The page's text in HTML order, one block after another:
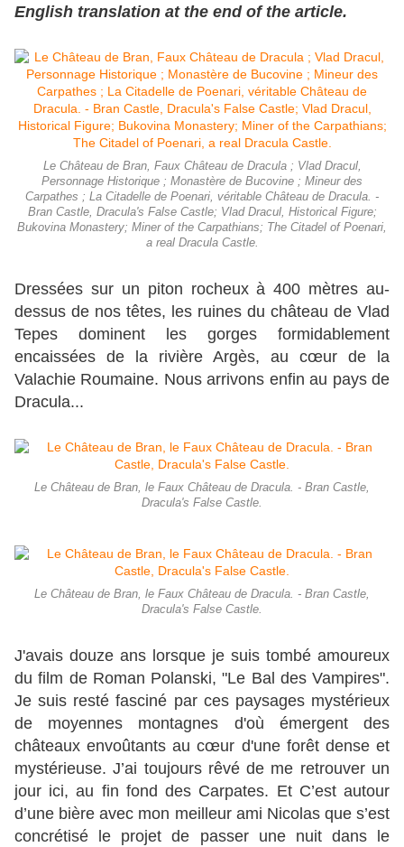
English translation at the end of the article.
Le Château de Bran, Faux Château de Dracula ; Vlad Dracul,
Personnage Historique ; Monastère de Bucovine ; Mineur des
Carpathes ; La Citadelle de Poenari, véritable Château de Dracula. -
Bran Castle, Dracula's False Castle; Vlad Dracul, Historical Figure;
Bukovina Monastery; Miner of the Carpathians; The Citadel of Poenari,
a real Dracula Castle.
Dressées sur un piton rocheux à 400 mètres au-
dessus de nos têtes, les ruines du château de Vlad
Tepes dominent les gorges formidablement
encaissées de la rivière Argès, au cœur de la
Valachie Roumaine. Nous arrivons enfin au pays de
Dracula...
Le Château de Bran, le Faux Château de Dracula. - Bran Castle,
Dracula's False Castle.
Le Château de Bran, le Faux Château de Dracula. - Bran Castle,
Dracula's False Castle.
J'avais douze ans lorsque je suis tombé amoureux
du film de Roman Polanski, "Le Bal des Vampires".
Je suis resté fasciné par ces paysages mystérieux
de moyennes montagnes d'où émergent des
châteaux envoûtants au cœur d'une forêt dense et
mystérieuse. J’ai toujours rêvé de me retrouver un
jour ici, au fin fond des Carpates. Et C’est autour
d’une bière avec mon meilleur ami Nicolas que s’est
concrétisé le projet de passer une nuit dans le